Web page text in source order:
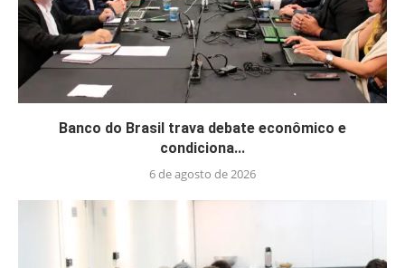
Banco do Brasil trava debate econômico e
condiciona...
6 de agosto de 2026